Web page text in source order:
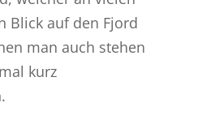
Blick auf den Fjord
man auch stehen
kurz